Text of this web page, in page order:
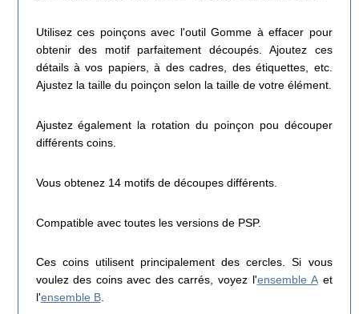
Utilisez ces poinçons avec l'outil Gomme à effacer pour
obtenir des motif parfaitement découpés. Ajoutez ces
détails à vos papiers, à des cadres, des étiquettes, etc.
Ajustez la taille du poinçon selon la taille de votre élément.
Ajustez également la rotation du poinçon pou découper
différents coins.
Vous obtenez 14 motifs de découpes différents.
Compatible avec toutes les versions de PSP.
Ces coins utilisent principalement des cercles. Si vous
voulez des coins avec des carrés, voyez l'ensemble Aet
l'ensemble B.